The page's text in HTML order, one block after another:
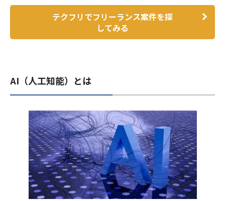
テクフリでフリーランス案件を探
してみる
AI（人工知能）とは